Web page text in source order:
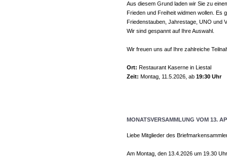
Aus diesem Grund laden wir Sie zu
Frieden und Freiheit widmen wollen. Es
Friedenstauben, Jahrestage, UNO und
Wir sind gespannt auf Ihre Auswahl.
Wir freuen uns auf Ihre zahlreiche
Ort: Restaurant Kaserne in Liestal
Zeit: Montag, 11.5.2026, ab 19:30 Uhr
MONATSVERSAMMLUNG VOM 13.
Liebe Mitglieder des
Am Montag, den 13.4.2026 um 19.30